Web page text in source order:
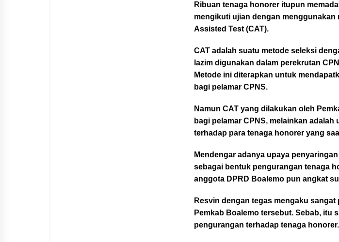
Ribuan tenaga honorer itupun
mengikuti ujian dengan menggunakan
Assisted Test (CAT).
CAT adalah suatu metode seleksi
lazim digunakan dalam perekrutan
Metode ini diterapkan untuk
bagi pelamar CPNS.
Namun CAT yang dilakukan oleh
bagi pelamar CPNS, melainkan
terhadap para tenaga honorer yang
Mendengar adanya upaya
sebagai bentuk pengurangan tenaga
anggota DPRD Boalemo pun angkat
Resvin dengan tegas mengaku
Pemkab Boalemo tersebut. Sebab, itu
pengurangan terhadap tenaga honorer.